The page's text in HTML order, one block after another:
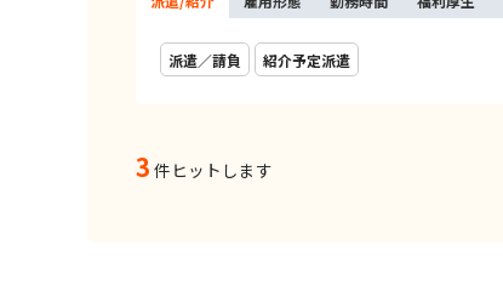
派遣／請負 紹介予定派遣
3 件ヒットします